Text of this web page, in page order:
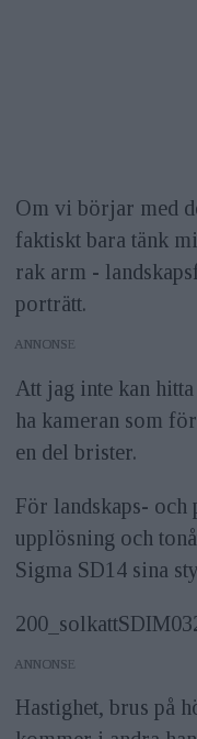
Om vi börjar med
faktiskt bara tänk
rak arm -
porträtt.
ANNONS
Att jag inte kan
ha kameran som
en del brister.
För landskaps-
upplösning och
Sigma SD14 sina
ANNONS
Hastighet, brus på